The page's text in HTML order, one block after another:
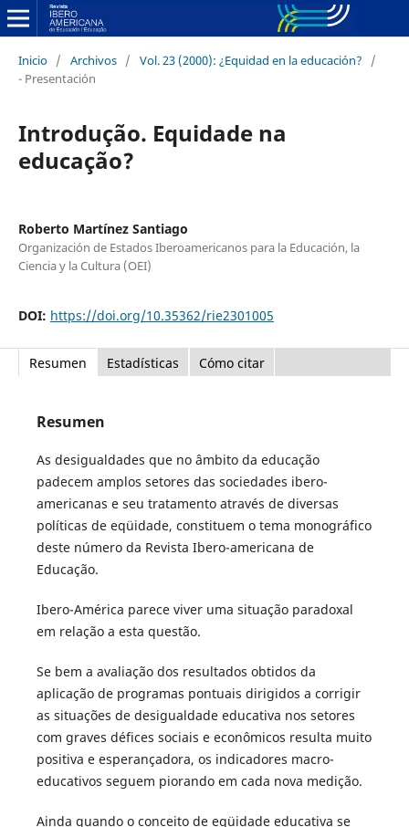
Inicio / Archivos / Vol. 23 (2000): ¿Equidad en la educación?
/
- Presentación
Introdução. Equidade na
educação?
Roberto Martínez Santiago
Organización de Estados Iberoamericanos para la Educación, la
Ciencia y la Cultura (OEI)
DOI: https://doi.org/10.35362/rie2301005
Resumen Estadísticas Cómo citar
Resumen
As desigualdades que no âmbito da educação
padecem amplos setores das sociedades ibero-
americanas e seu tratamento através de diversas
políticas de eqüidade, constituem o tema monográfico
deste número da Revista Ibero-americana de
Educação.
Ibero-América parece viver uma situação paradoxal
em relação a esta questão.
Se bem a avaliação dos resultados obtidos da
aplicação de programas pontuais dirigidos a corrigir
as situações de desigualdade educativa nos setores
com graves défices sociais e econômicos resulta muito
positiva e esperançadora, os indicadores macro-
educativos seguem piorando em cada nova medição.
Ainda quando o conceito de eqüidade educativa se